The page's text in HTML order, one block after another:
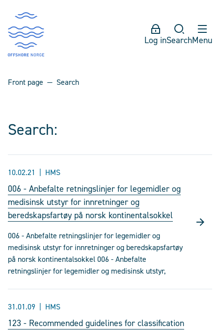
Log inSearchMenu
Front page Search
Search:
10.02.21 HMS
006 - Anbefalte retningslinjer for legemidler og
medisinsk utstyr for innretninger og
beredskapsfartøy på norsk kontinentalsokkel
006 - Anbefalte retningslinjer for legemidler og
medisinsk utstyr for innretninger og beredskapsfartøy
på norsk kontinentalsokkel 006 - Anbefalte
retningslinjer for legemidler og medisinsk utstyr,
31.01.09 HMS
123 - Recommended guidelines for classification